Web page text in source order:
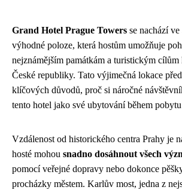
Grand Hotel Prague Towers se nachází
výhodné poloze, která hostům umožňuje
nejznámějším památkám a turistickým cílům
České republiky. Tato výjimečná lokace
klíčových důvodů, proč si náročné
tento hotel jako své ubytování během
Vzdálenost od historického centra Prahy je
hosté mohou snadno dosáhnout všech
pomocí veřejné dopravy nebo dokonce
procházky městem. Karlův most, jedna z